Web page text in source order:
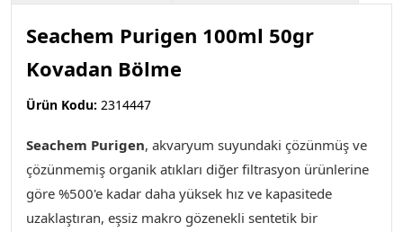
Seachem Purigen 100ml 50gr
Kovadan Bölme
Ürün Kodu: 2314447
Seachem Purigen, akvaryum suyundaki çözünmüş ve
çözünmemiş organik atıkları diğer filtrasyon ürünlerine
göre %500'e kadar daha yüksek hız ve kapasitede
uzaklaştıran, eşsiz makro gözenekli sentetik bir